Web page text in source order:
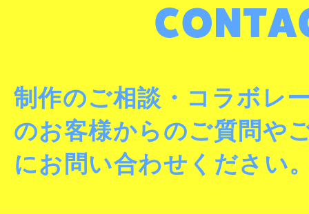
制作のご相談・コラボレ
のお客様からのご質問や
にお問い合わせください